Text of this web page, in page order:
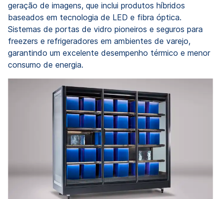
geração de imagens, que inclui produtos híbridos
baseados em tecnologia de LED e fibra óptica.
Sistemas de portas de vidro pioneiros e seguros para
freezers e refrigeradores em ambientes de varejo,
garantindo um excelente desempenho térmico e menor
consumo de energia.